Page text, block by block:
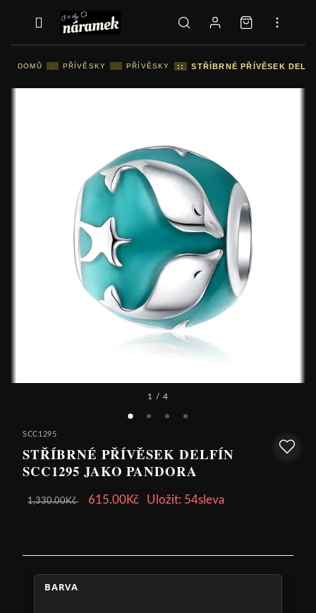
DOMŮ :: PŘÍVĚSKY :: PŘÍVĚSKY :: STŘÍBRNÉ PŘÍVĚSEK
1 / 4
SCC1295
STŘÍBRNÉ PŘÍVĚSEK DELFÍN
SCC1295 JAKO PANDORA
1,330.00Kč 615.00Kč Uložit: 54sleva
BARVA